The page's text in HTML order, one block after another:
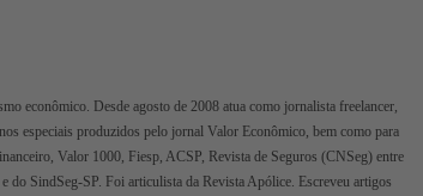
econômico. Desde agosto de 2008 atua como jornalista freelancer,
especiais produzidos pelo jornal Valor Econômico, bem como para
Valor 1000, Fiesp, ACSP, Revista de Seguros (CNSeg) entre
do SindSeg-SP. Foi articulista da Revista Apólice. Escreveu artigos